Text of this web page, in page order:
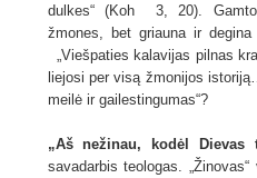
dulkes“ (Koh 3, 20).
žmones, bet griauna ir
„Viešpaties kalavijas pilnas
liejosi per visą žmonijos
meilė ir gailestingumas“?
„Aš nežinau, kodėl
savadarbis teologas.